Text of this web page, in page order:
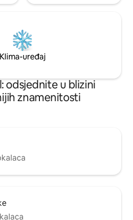
Klima-uređaj
odsjednite u blizini
znamenitosti